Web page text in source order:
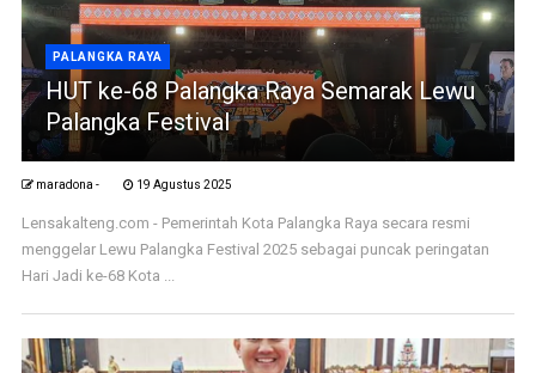
PALANGKA RAYA
HUT ke-68 Palangka Raya Semarak Lewu
Palangka Festival
maradona - 19 Agustus 2025
Lensakalteng.com - Pemerintah Kota Palangka Raya secara resmi
menggelar Lewu Palangka Festival 2025 sebagai puncak peringatan
Hari Jadi ke-68 Kota ...